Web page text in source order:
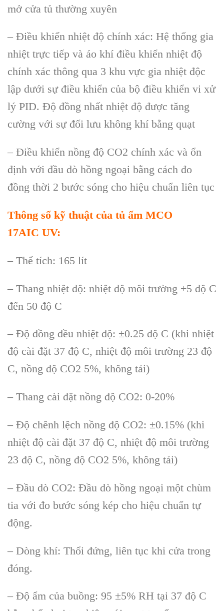
mở cửa tủ thường xuyên
– Điều khiển nhiệt độ chính xác: Hệ thống gia
nhiệt trực tiếp và áo khí điều khiển nhiệt độ
chính xác thông qua 3 khu vực gia nhiệt độc
lập dưới sự điều khiển của bộ điều khiển vi xử
lý PID. Độ đồng nhất nhiệt độ được tăng
cường với sự đối lưu không khí bằng quạt
– Điều khiển nồng độ CO2 chính xác và ổn
định với đầu dò hồng ngoại bằng cách đo
đồng thời 2 bước sóng cho hiệu chuẩn liên tục
Thông số kỹ thuật của tủ ấm MCO
17AIC UV:
– Thể tích: 165 lít
– Thang nhiệt độ: nhiệt độ môi trường +5 độ C
đến 50 độ C
– Độ đồng đều nhiệt độ: ±0.25 độ C (khi nhiệt
độ cài đặt 37 độ C, nhiệt độ môi trường 23 độ
C, nồng độ CO2 5%, không tải)
– Thang cài đặt nồng độ CO2: 0-20%
– Độ chênh lệch nồng độ CO2: ±0.15% (khi
nhiệt độ cài đặt 37 độ C, nhiệt độ môi trường
23 độ C, nồng độ CO2 5%, không tải)
– Đầu dò CO2: Đầu dò hồng ngoại một chùm
tia với đo bước sóng kép cho hiệu chuẩn tự
động.
– Dòng khí: Thổi đứng, liên tục khi cửa trong
đóng.
– Độ ẩm của buồng: 95 ±5% RH tại 37 độ C